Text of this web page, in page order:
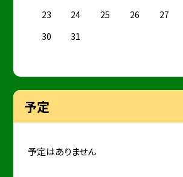
23
24 25 26 27
30
31
予定
予定はありません